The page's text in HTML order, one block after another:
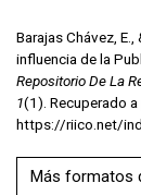
Barajas Chávez,
influencia de la
Repositorio De La
1(1). Recuperado
https://riico.net/
Más formatos